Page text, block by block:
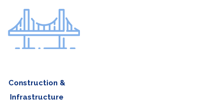
Construction &
Infrastructure